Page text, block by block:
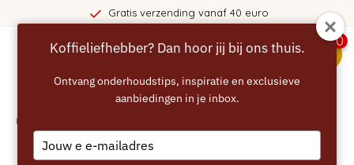
Gratis verzending vanaf 40 euro
0
Home
Koffieliefhebber? Dan hoor jij bij ons thuis.
Ontvang onderhoudstips, inspiratie en exclusieve
aanbiedingen in je inbox.
Type
your